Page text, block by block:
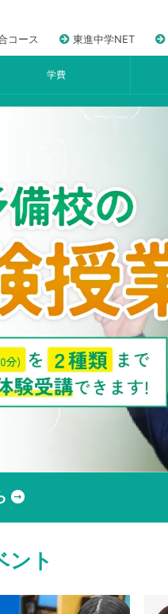
コース 東進中学NET
学費
ント